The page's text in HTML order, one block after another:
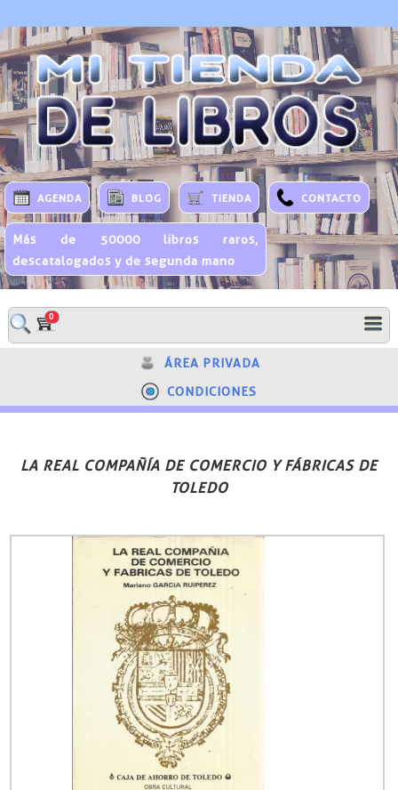
AGENDA BLOG TIENDA CONTACTO
Más de 50000 libros raros,
descatalogados y de segunda mano
0
ÁREA PRIVADA
CONDICIONES
LA REAL COMPAÑÍA DE COMERCIO Y FÁBRICAS DE
TOLEDO